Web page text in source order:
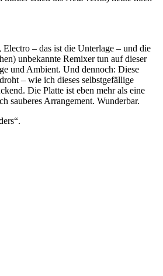
– das ist die Unterlage – und die
unbekannte Remixer tun auf dieser
und Ambient. Und dennoch: Diese
– wie ich dieses selbstgefällige
Die Platte ist eben mehr als eine
sauberes Arrangement. Wunderbar.